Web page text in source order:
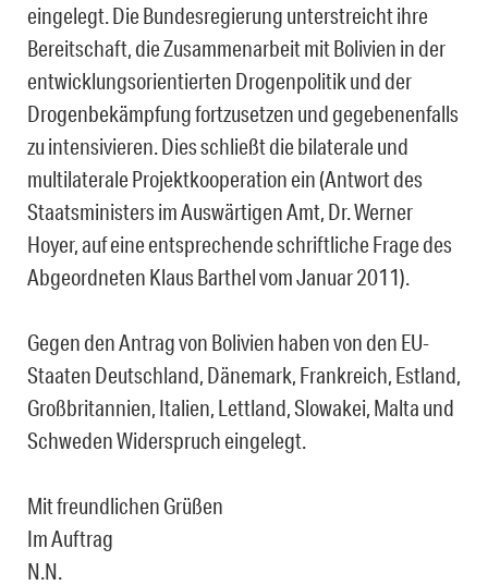
eingelegt. Die Bundesregierung unterstreicht ihre
Bereitschaft, die Zusammenarbeit mit Bolivien in der
entwicklungsorientierten Drogenpolitik und der
Drogenbekämpfung fortzusetzen und gegebenenfalls
zu intensivieren. Dies schließt die bilaterale und
multilaterale Projektkooperation ein (Antwort des
Staatsministers im Auswärtigen Amt, Dr. Werner
Hoyer, auf eine entsprechende schriftliche Frage des
Abgeordneten Klaus Barthel vom Januar 2011).
Gegen den Antrag von Bolivien haben von den EU-
Staaten Deutschland, Dänemark, Frankreich, Estland,
Großbritannien, Italien, Lettland, Slowakei, Malta und
Schweden Widerspruch eingelegt.
Mit freundlichen Grüßen
Im Auftrag
N.N.